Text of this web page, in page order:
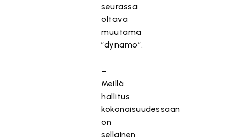
seurassa
oltava
muutama
”dynamo”.
–
Meillä
hallitus
kokonaisuudessaan
on
sellainen